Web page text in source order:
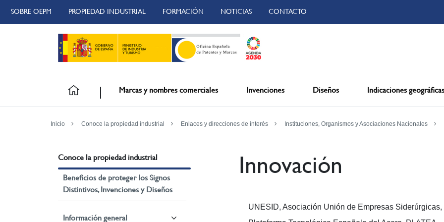
SOBRE OEPM PROPIEDAD INDUSTRIAL FORMACIÓN NOTICIAS CONTACTO
Marcas y nombres comerciales Invenciones Diseños Indicaciones geográficas
Inicio Conoce la propiedad industrial Enlaces y direcciones de interés Instituciones, Organismos y Asociaciones Nacionales
Conoce la propiedad industrial
Beneficios de proteger los Signos
Distintivos, Invenciones y Diseños
Información general
Innovación
UNESID, Asociación Unión de Empresas